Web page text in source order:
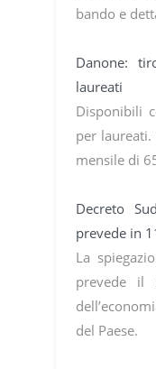
bando e
Danone:
laureati
Disponibili
per
mensile di
Decreto
prevede in
La
prevede il
del Paese.